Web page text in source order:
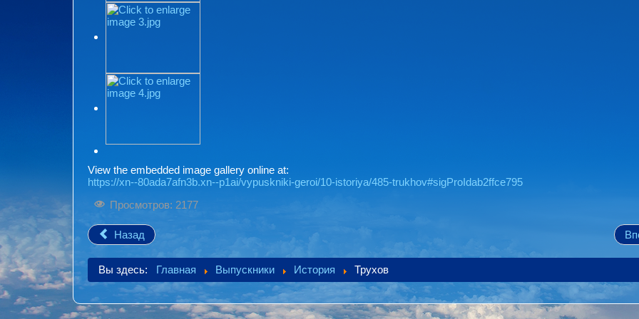
View the embedded image gallery online at:
https://xn--80ada7afn3b.xn--p1ai/vypuskniki-geroi/10-istoriya/485-trukhov#sigProIdab2ffce795
Просмотров: 2177
Назад
Вы здесь: Главная Выпускники История Трухов